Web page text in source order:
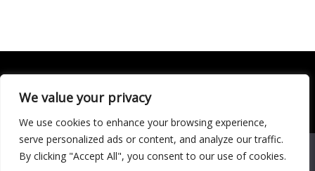
We value your privacy
We use cookies to enhance your browsing experience,
serve personalized ads or content, and analyze our traffic.
By clicking "Accept All", you consent to our use of cookies.
Todo conteúdo publicado neste portal, incluindo textos,
responsabilidade do autor. © 2020 - 2024 Todos os direitos
reservados ao site Matéria Livre Royale News by
Themebeez
Economia
We use cookies to ensure that we give you the best
experience on our website. If you continue to use this site we